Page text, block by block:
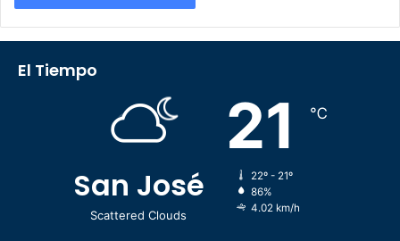
El Tiempo
San José
Scattered Clouds
21 ℃
22º - 21º
86%
4.02 km/h